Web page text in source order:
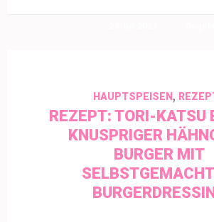
HAUPTSPEISEN ,
REZEPT: TORI-KATSU
KNUSPRIGER
BURGER MIT